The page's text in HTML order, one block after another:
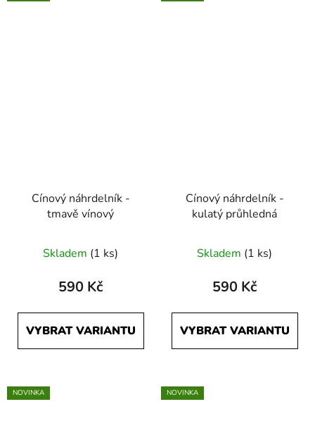
Cínový náhrdelník -
tmavě vínový
Skladem (1 ks)
590 Kč
VYBRAT VARIANTU
Cínový náhrdelník -
kulatý průhledná
Skladem (1 ks)
590 Kč
VYBRAT VARIANTU
NOVINKA NOVINKA